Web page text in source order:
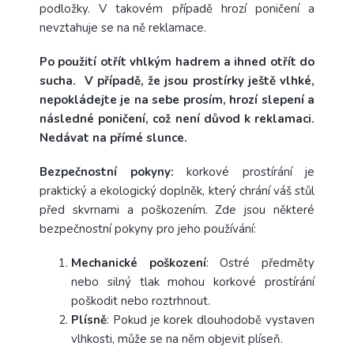
podložky. V takovém případě hrozí poničení a
nevztahuje se na ně reklamace.
Po použití otřít vhlkým hadrem a ihned otřít do
sucha. V případě, že jsou prostírky ještě vlhké,
nepokládejte je na sebe prosím, hrozí slepení a
následné poničení, což není důvod k reklamaci.
Nedávat na přímé slunce.
Bezpečnostní pokyny: korkové prostírání je
praktický a ekologický doplněk, který chrání váš stůl
před skvrnami a poškozením. Zde jsou některé
bezpečnostní pokyny pro jeho používání:
Mechanické poškození: Ostré předměty
nebo silný tlak mohou korkové prostírání
poškodit nebo roztrhnout.
Plísně: Pokud je korek dlouhodobě vystaven
vlhkosti, může se na něm objevit plíseň.